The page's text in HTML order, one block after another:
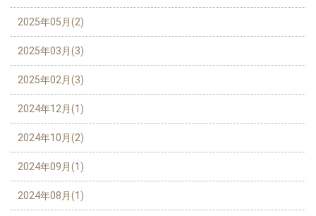
2025年05月(2)
2025年03月(3)
2025年02月(3)
2024年12月(1)
2024年10月(2)
2024年09月(1)
2024年08月(1)